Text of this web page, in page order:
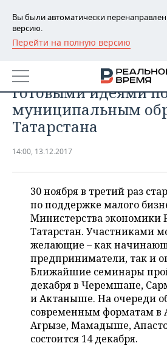
Вы были автоматически
версию.
Перейти на полную версию
РЕГИОНЫ
БАШКОРТОСТАН
ТАТАРСТАН
УДМУРТИЯ
НОВОСТИ
АНАЛИТИКА
НОВОСТИ АНАЛИТИКИ
ДЕКЛАРАЦИИ О ДОХОДАХ
ВУЗЫ ТАТАРСТАНА
КОМУ ПРИНАДЛЕЖАТ
ТОРГОВЫЕ ЦЕНТРЫ
ТАТАРСТАНА
ЭКОНОМИКА
НОВОСТИ ЭКОНОМИКИ
БАНКИ
БЮДЖЕТ
ИНВЕСТИЦИИ
ПРОМЫШЛЕННОСТЬ
ПРОМЫШЛЕННОСТИ
АГРОПРОМ
МАШИНОСТРОЕНИЕ
НЕФТЕХИМИЯ
НЕФТЬ
ОПК
НЕДВИЖИМОСТЬ
НОВОСТИ НЕДВИЖИМОСТИ
АВТО
НОВОСТИ АВТО
БИЗНЕС
НОВОСТИ БИЗНЕСА
РОЗНИЧНАЯ ТОРГОВЛЯ
ТРАНСПОРТ
ТЕХНОЛОГИИ
НОВОСТИ ТЕХНОЛОГИЙ
МЕРОПРИЯТИЯ
НОВОСТИ МЕРОПРИЯТИЙ
СПОРТ
«Бизнес-десант»
готовыми идеями
муниципальным
Татарстана
14:00, 13.12.2017
30 ноября в третий раз
по поддержке малого
Министерства экономики
Татарстан. Участниками
желающие – как
предприниматели, так и
Ближайшие семинары
декабря в Черемшане,
и Актаныше. На очереди
современным форматам в
Агрызе, Мамадыше,
состоится 14 декабря.